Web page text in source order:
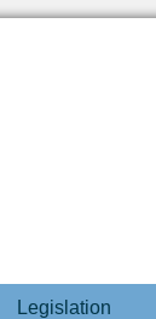
Legislation